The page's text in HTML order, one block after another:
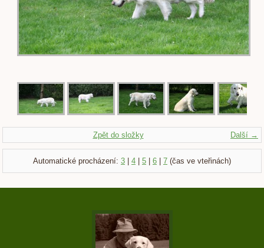
Další →
Zpět do složky
Automatické procházení: 3 4 5 6 7 (čas ve vteřinách)